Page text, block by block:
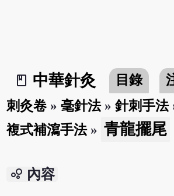
book_2
中華針灸 目錄
刺灸卷 »毫針法»針刺手法
複式補瀉手法» 青龍擺尾
bubble_chart 內容